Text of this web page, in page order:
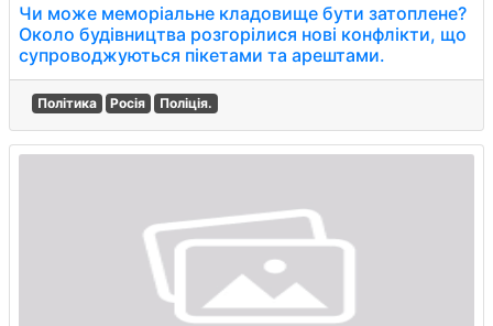
Чи може меморіальне кладовище бути затоплене?
Около будівництва розгорілися нові конфлікти, що
супроводжуються пікетами та арештами.
Політика Росія Поліція.